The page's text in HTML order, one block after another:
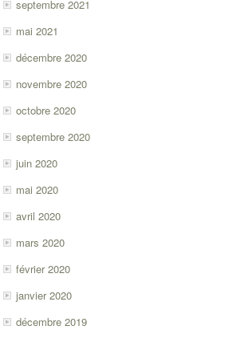
septembre 2021
mai 2021
décembre 2020
novembre 2020
octobre 2020
septembre 2020
juin 2020
mai 2020
avril 2020
mars 2020
février 2020
janvier 2020
décembre 2019